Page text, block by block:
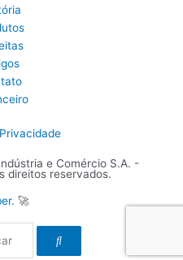
e Comércio S.A. -
direitos reservados.
🚀